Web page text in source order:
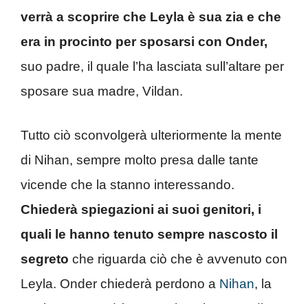
verrà a scoprire che Leyla è sua zia e che
era in procinto per sposarsi con Onder,
suo padre, il quale l’ha lasciata sull’altare per
sposare sua madre, Vildan.
Tutto ciò sconvolgerà ulteriormente la mente
di Nihan, sempre molto presa dalle tante
vicende che la stanno interessando.
Chiederà spiegazioni ai suoi genitori, i
quali le hanno tenuto sempre nascosto il
segreto che riguarda ciò che è avvenuto con
Leyla. Onder chiederà perdono a Nihan, la